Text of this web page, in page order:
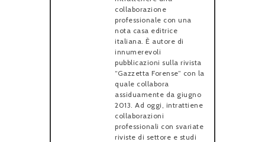
collaborazione
professionale con una
nota casa editrice
italiana. È autore di
innumerevoli
pubblicazioni sulla rivista
“Gazzetta Forense” con la
quale collabora
assiduamente da giugno
2013. Ad oggi, intrattiene
collaborazioni
professionali con svariate
riviste di settore e studi